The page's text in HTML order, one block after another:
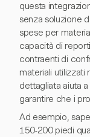
questa
senza soluzione
spese per
capacità di
contraenti di
materiali utilizzati
dettagliata aiuta
garantire che i
Ad esempio,
150-200 piedi